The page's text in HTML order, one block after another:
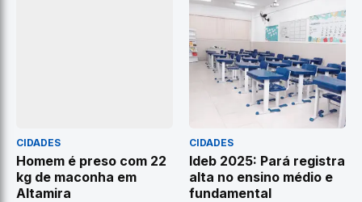
CIDADES
Homem é preso com 22
kg de maconha em
Altamira
CIDADES
Ideb 2025: Pará registra
alta no ensino médio e
fundamental